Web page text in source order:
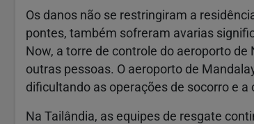
Os danos não se restringiram a
pontes, também sofreram avarias
Now, a torre de controle do aeroporto
outras pessoas. O aeroporto de
dificultando as operações de socorro e
Na Tailândia, as equipes de resgate